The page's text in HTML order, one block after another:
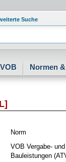
Suche
Normen
Norm
VOB Vergabe-
Bauleistungen